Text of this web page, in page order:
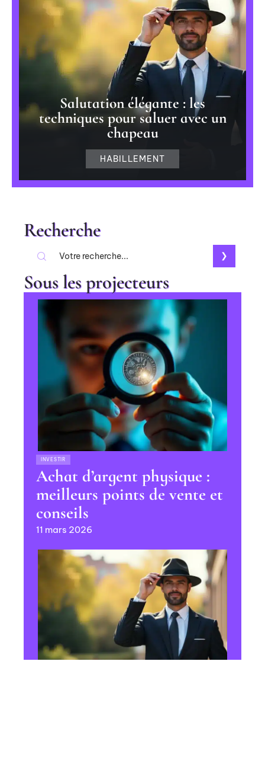
Salutation élégante : les
techniques pour saluer avec un
chapeau
HABILLEMENT
Recherche
Sous les projecteurs
INVESTIR
Achat d’argent physique :
meilleurs points de vente et
conseils
11 mars 2026